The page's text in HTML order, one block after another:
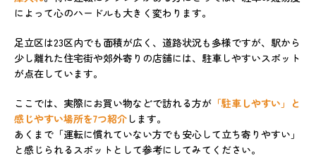
によって心のハードルも大きく変わります。
足立区は23区内でも面積が広く、道路状況も多様ですが、駅から
少し離れた住宅街や郊外寄りの店舗には、駐車しやすいスポット
が点在しています。
ここでは、実際にお買い物などで訪れる方が 「駐車しやすい」と
感じやすい場所を7つ紹介 します。
あくまで「運転に慣れていない方でも安心して立ち寄りやすい」
と感じられるスポットとして参考にしてみてください。